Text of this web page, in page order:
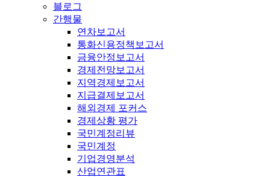
블로그
간행물
연차보고서
통화신용정책보고서
금융안정보고서
경제전망보고서
지역경제보고서
지급결제보고서
해외경제 포커스
경제상황 평가
국민계정리뷰
국민계정
기업경영분석
산업연관표